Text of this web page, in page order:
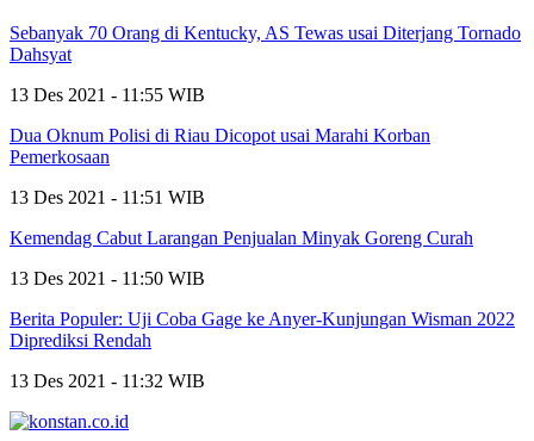
Sebanyak 70 Orang di Kentucky, AS Tewas usai Diterjang Tornado
Dahsyat
13 Des 2021 - 11:55 WIB
Dua Oknum Polisi di Riau Dicopot usai Marahi Korban
Pemerkosaan
13 Des 2021 - 11:51 WIB
Kemendag Cabut Larangan Penjualan Minyak Goreng Curah
13 Des 2021 - 11:50 WIB
Berita Populer: Uji Coba Gage ke Anyer-Kunjungan Wisman 2022
Diprediksi Rendah
13 Des 2021 - 11:32 WIB